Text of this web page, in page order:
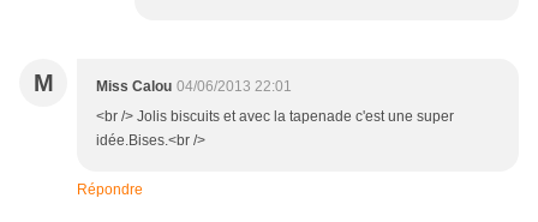
M Miss Calou 04/06/2013 22:01
<br /> Jolis biscuits et avec la tapenade c'est une super
idée.Bises.<br />
Répondre